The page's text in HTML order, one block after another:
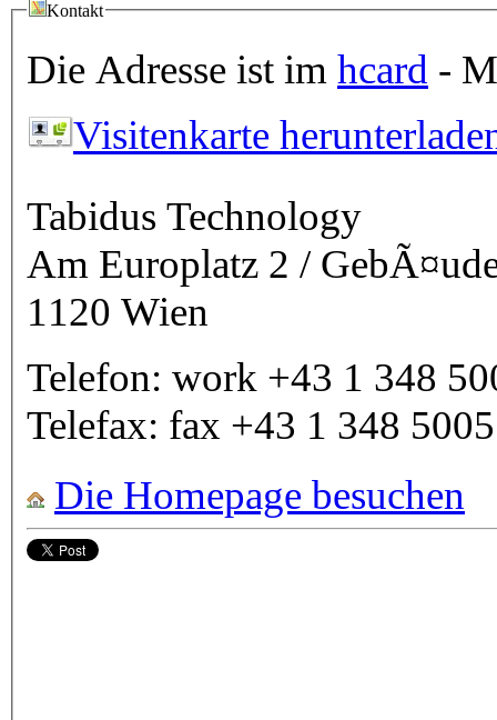
Kontakt
Die Adresse ist im hcard -
Visitenkarte
Tabidus Technology
Am Europlatz 2 /
1120 Wien
Telefon: work +43 1 348
Telefax: fax +43 1 348
Die Homepage besuchen